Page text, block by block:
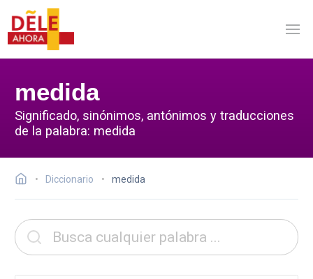
medida
Significado, sinónimos, antónimos y traducciones
de la palabra: medida
Diccionario medida